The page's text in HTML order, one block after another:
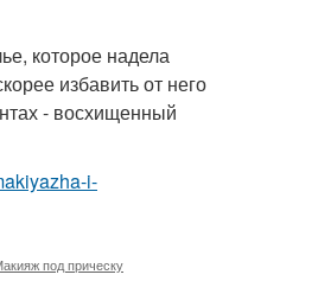
которое надела
избавить от него
- восхищенный
i-
под прическу